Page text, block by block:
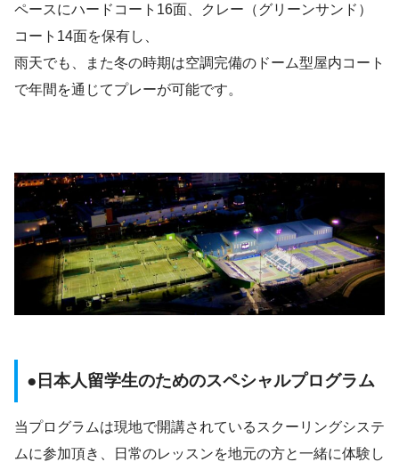
ペースにハードコート16面、クレー（グリーンサンド）
コート14面を保有し、
雨天でも、また冬の時期は空調完備のドーム型屋内コート
で年間を通じてプレーが可能です。
●日本人留学生のためのスペシャルプログラム
当プログラムは現地で開講されているスクーリングシステ
ムに参加頂き、日常のレッスンを地元の方と一緒に体験し